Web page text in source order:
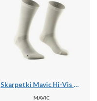
Skarpetki Mavic Hi-Vis High
MAVIC